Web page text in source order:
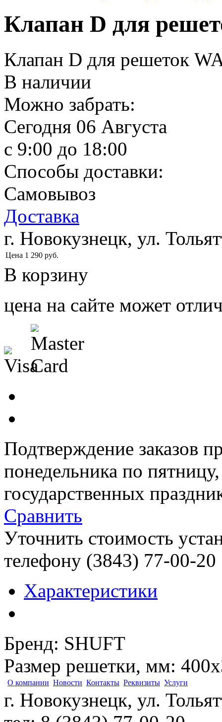
Клапан D для
Клапан D для решеток
В наличии
Можно забрать:
Сегодня 06 Августа
c 9:00 до 18:00
Способы доставки:
Самовывоз
Доставка
г. Новокузнецк, ул.
Цена 1 290 руб.
В корзину
цена на сайте может
Подтверждение заказов
понедельника по
государственных
Сравнить
Уточнить стоимость
телефону (3843) 77-00-20
Характеристики
Бренд: SHUFT
Размер решетки, мм:
О компании Новости Контакты Реквизиты Услуги
г. Новокузнецк, ул.